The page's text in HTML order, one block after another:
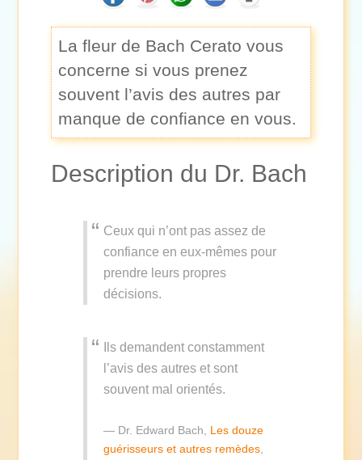
La fleur de Bach Cerato vous
concerne si vous prenez
souvent l’avis des autres par
manque de confiance en vous.
Description du Dr. Bach
Ceux qui n’ont pas assez de
confiance en eux-mêmes pour
prendre leurs propres
décisions.
Ils demandent constamment
l’avis des autres et sont
souvent mal orientés.
Dr. Edward Bach, Les douze
guérisseurs et autres remèdes,